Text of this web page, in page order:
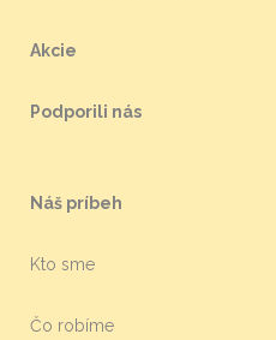
Akcie
Podporili nás
Náš príbeh
Kto sme
Čo robíme